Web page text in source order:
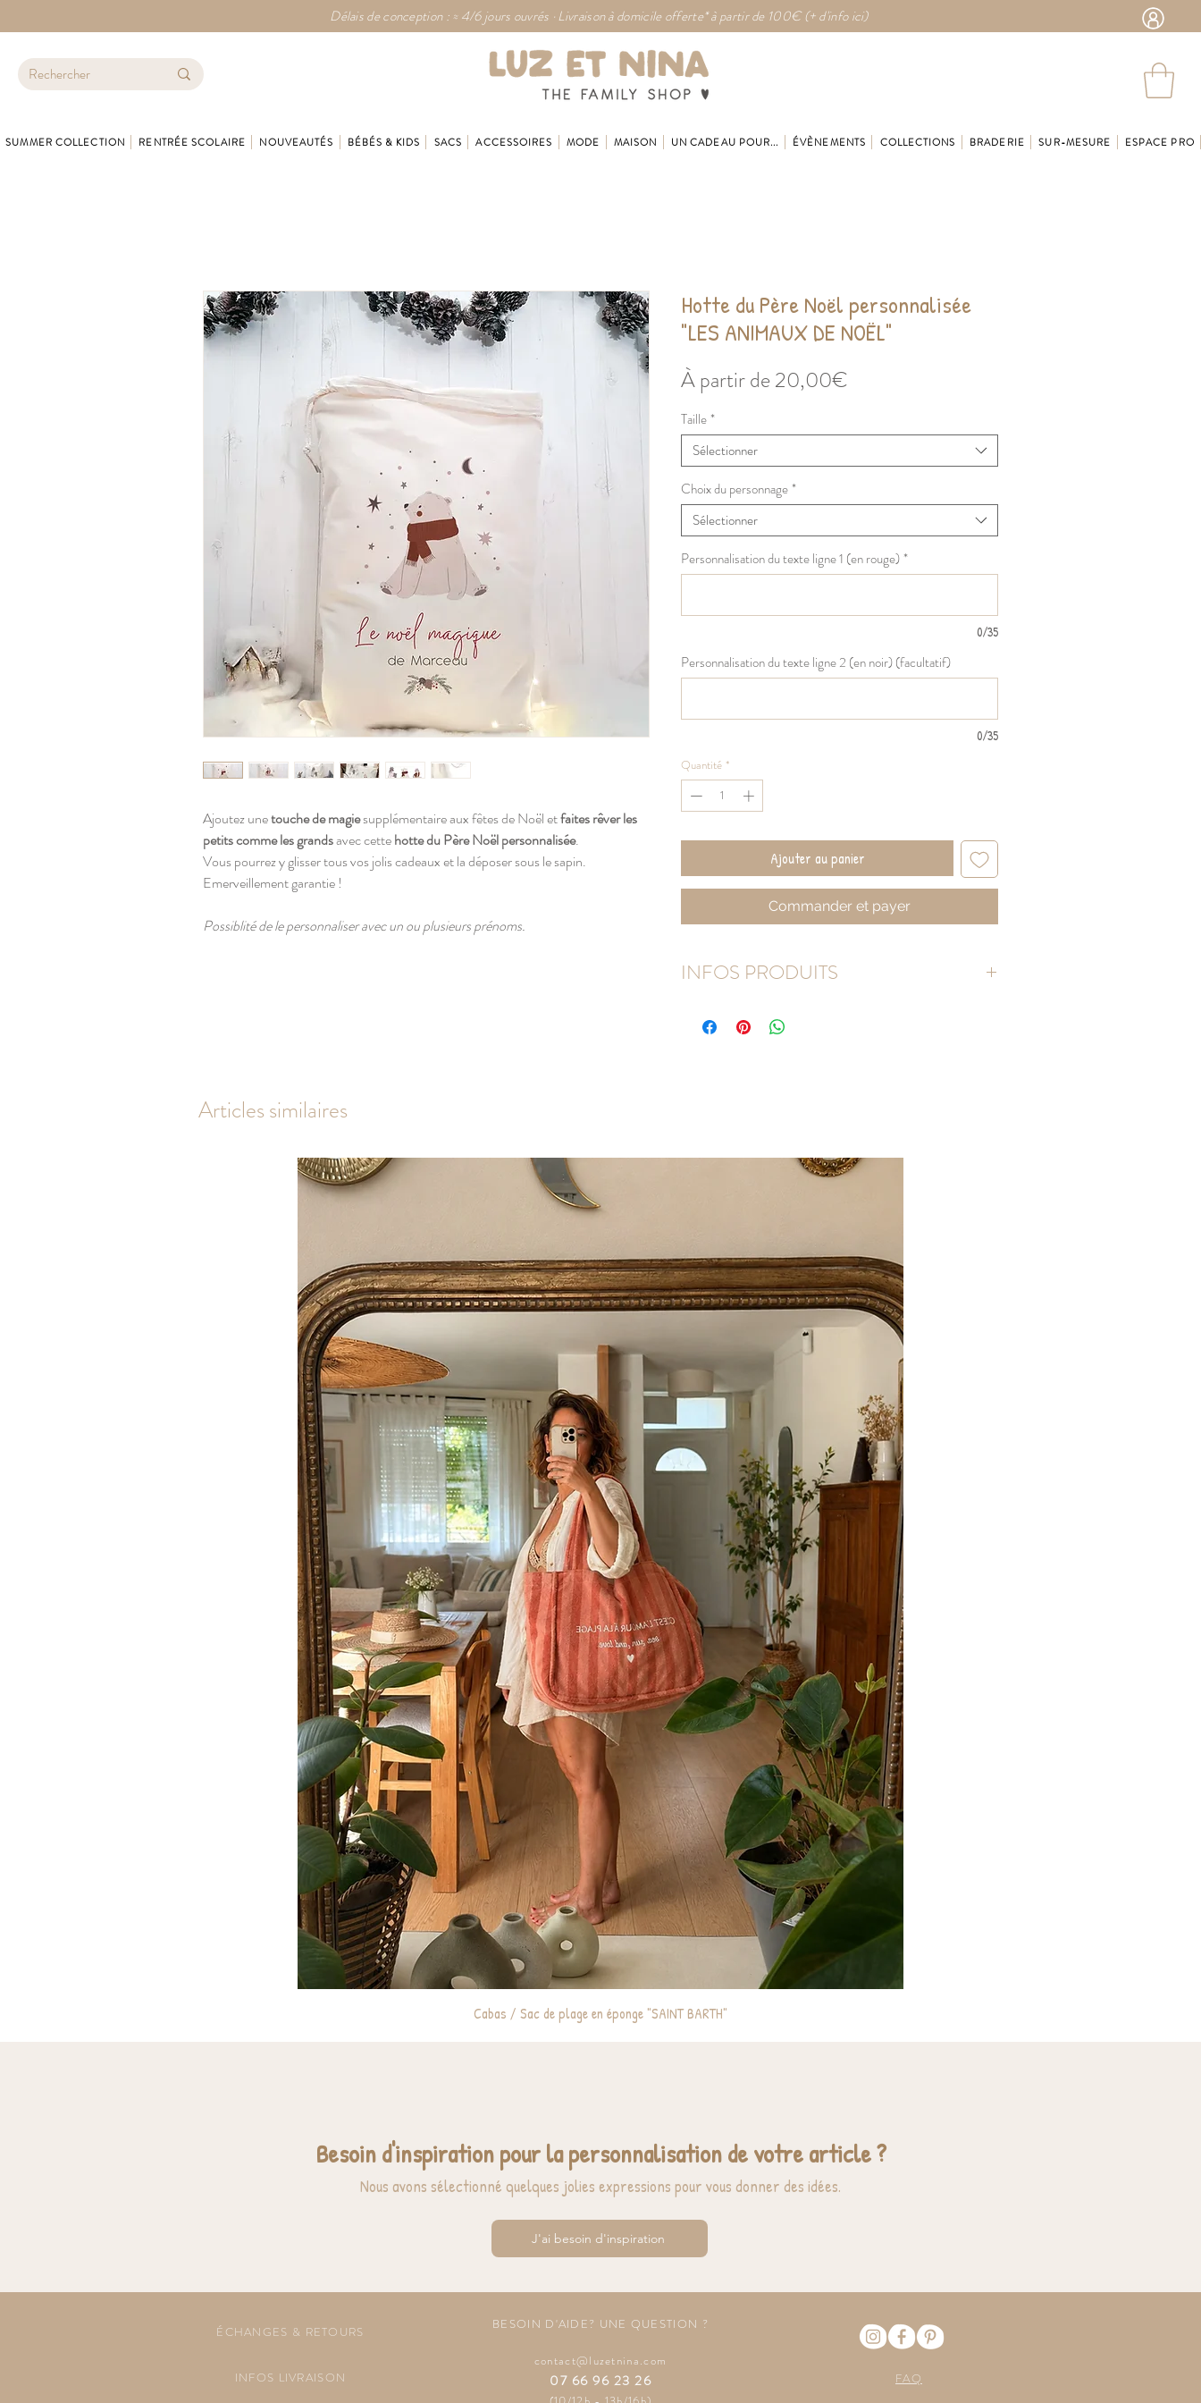
Délais de conception : ≈ 4/6 jours ouvrés · Livraison à domicile offerte* à partir de 100€ (+ d'info ici)
SUMMER COLLECTION RENTRÉE SCOLAIRE NOUVEAUTÉS BÉBÉS & KIDS SACS ACCESSOIRES MODE MAISON UN CADEAU POUR... ÉVÈNEMENTS COLLECTIONS BRADERIE SUR-MESURE ESPACE PRO
Ajoutez unetouche de magiesupplémentaire aux fêtes de Noël etfaites rêver les
petits comme les grandsavec cettehotte du Père Noël personnalisée.
Vous pourrez y glisser tous vos jolis cadeaux et la déposer sous le sapin.
Emerveillement garantie !
Possiblité de le personnaliser avec un ou plusieurs prénoms.
Hotte du Père Noël personnalisée
"LES ANIMAUX DE NOËL"
À partir de20,00€
Taille*
Sélectionner
Choix du personnage*
Sélectionner
Personnalisation du texte ligne 1 (en rouge)*
0/35
Personnalisation du texte ligne 2 (en noir) (facultatif)
0/35
Quantité *
Ajouter au panier
Commander et payer
INFOS PRODUITS
Dimensions XL : ≃ 50 x 70 cm
Coton souple, il faut remplir le sac pour qu'il tienne debout
Articles similaires
Cabas / Sac de plage en éponge "SAINT BARTH"
Besoin d'inspiration pour la personnalisation de votre article ?
Nous avons sélectionné quelques jolies expressions pour vous donner des idées.
J'ai besoin d'inspiration
ÉCHANGES & RETOURS
INFOS LIVRAISON
BESOIN D'AIDE? UNE QUESTION ?
contact@luzetnina.com
07 66 96 23 26 FAQ